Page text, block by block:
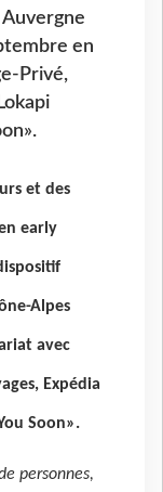
en
Privé,
et des
early
Alpes
avec
Expédia
Soon».
personnes,